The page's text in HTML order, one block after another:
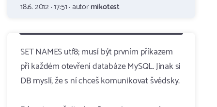
18.6. 2012 · 17:51 · autormikotest
SET NAMES utf8; musí být prvním příkazem
při každém otevření databáze MySQL. Jinak si
DB myslí, že s ní chceš komunikovat švédsky.